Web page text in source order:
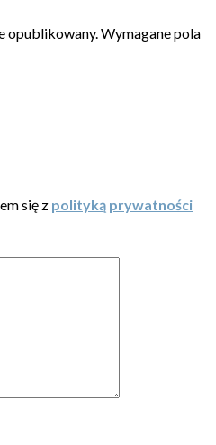
opublikowany.Wymagane pola
się z polityką prywatności